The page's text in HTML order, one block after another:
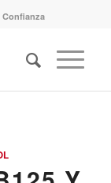
Confianza